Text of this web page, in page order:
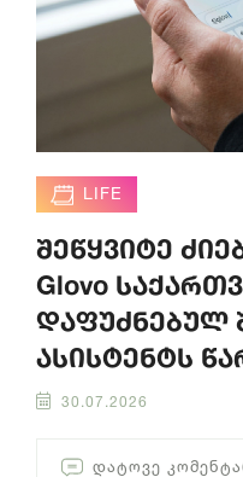
LIFE
შეწყვიტე
Glovo
დაფუძნებულ
ასისტენტს
30.07.2026
ᲓᲐᲢᲝᲕᲔ